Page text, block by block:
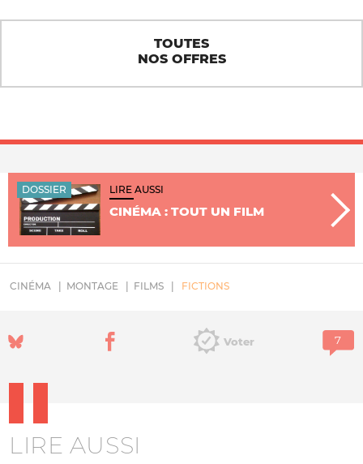
TOUTES
NOS OFFRES
DOSSIER LIRE AUSSI
CINÉMA : TOUT UN FILM
CINÉMA MONTAGE FILMS FICTIONS
Voter
LIRE AUSSI